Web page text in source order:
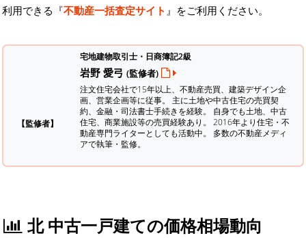
利用できる『不動産一括査定サイト 』をご利用ください。
【監修者】
宅地建物取引士・日商簿記2級
岩野 愛弓 (監修者)
注文住宅会社で15年以上、不動産売買、建築デザイン企
画、営業企画等に従事。 主に土地や中古住宅の売買契
約、金融・司法書士手続きを経験。 自身でも土地、中古
住宅、商業施設等の売買経験あり。 2016年より住宅・不
動産専門ライターとしても活動中。 多数の不動産メディ
アで執筆・監修。
北 中古一戸建ての価格相場動向